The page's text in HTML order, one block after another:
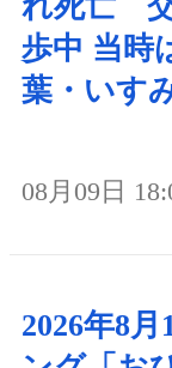
歩中 当
葉・いす
08月09日
2026年8